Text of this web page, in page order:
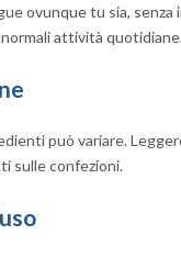
ovunque tu sia, senza
attività
può variare.
sulle confezioni.